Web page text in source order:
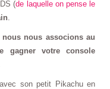
(de laquelle on pense le
nous associons au
votre console
son petit Pikachu en